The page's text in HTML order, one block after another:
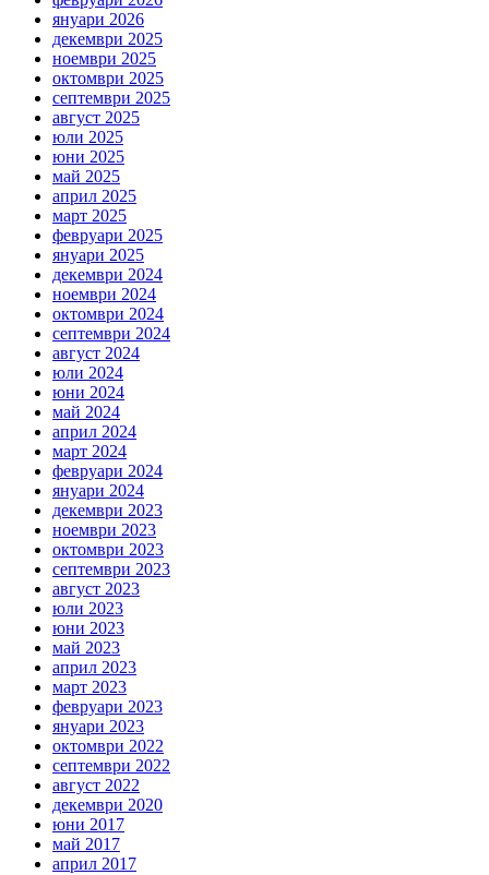
януари 2026
декември 2025
ноември 2025
октомври 2025
септември 2025
август 2025
юли 2025
юни 2025
май 2025
април 2025
март 2025
февруари 2025
януари 2025
декември 2024
ноември 2024
октомври 2024
септември 2024
август 2024
юли 2024
юни 2024
май 2024
април 2024
март 2024
февруари 2024
януари 2024
декември 2023
ноември 2023
октомври 2023
септември 2023
август 2023
юли 2023
юни 2023
май 2023
април 2023
март 2023
февруари 2023
януари 2023
октомври 2022
септември 2022
август 2022
декември 2020
юни 2017
май 2017
април 2017